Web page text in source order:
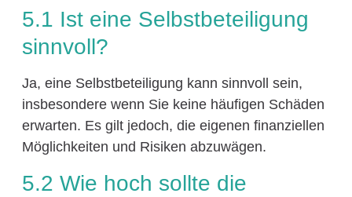
5.1 Ist eine Selbstbeteiligung
sinnvoll?
Ja, eine Selbstbeteiligung kann sinnvoll sein,
insbesondere wenn Sie keine häufigen Schäden
erwarten. Es gilt jedoch, die eigenen finanziellen
Möglichkeiten und Risiken abzuwägen.
5.2 Wie hoch sollte die